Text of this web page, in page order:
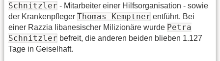
Schnitzler - Mitarbeiter einer Hilfsorganisation - sowie
der Krankenpfleger Thomas Kemptner entführt. Bei
einer Razzia libanesischer Milizionäre wurde Petra
Schnitzler befreit, die anderen beiden blieben 1.127
Tage in Geiselhaft.